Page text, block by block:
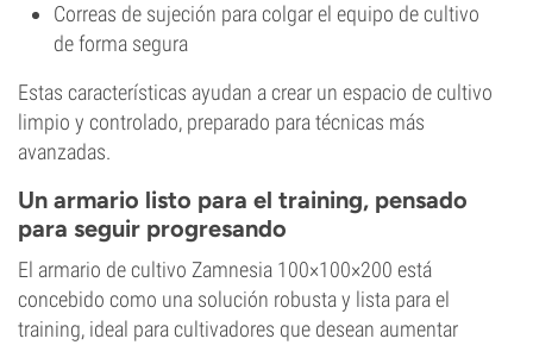
Correas de sujeción para colgar el equipo de cultivo
de forma segura
Estas características ayudan a crear un espacio de cultivo
limpio y controlado, preparado para técnicas más
avanzadas.
Un armario listo para el training, pensado
para seguir progresando
El armario de cultivo Zamnesia 100×100×200 está
concebido como una solución robusta y lista para el
training, ideal para cultivadores que desean aumentar